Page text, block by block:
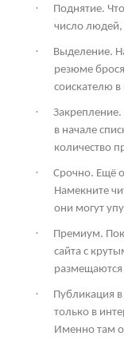
·
Поднятие.
число людей,
·
Выделение.
резюме
соискателю
·
в начале
количество
·
Срочно. Ещё
Намекните
они могут
·
Премиум.
сайта с
размещаются
·
Публикация
только в
Именно там